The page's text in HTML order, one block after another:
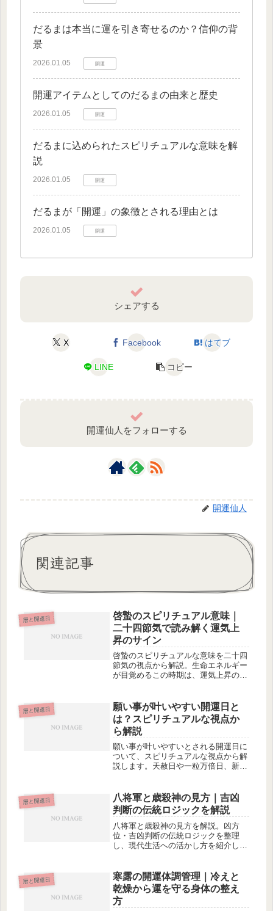
だるまは本当に運を引き寄せるのか？信仰の背
景
2026.01.05 開運
開運アイテムとしてのだるまの由来と歴史
2026.01.05 開運
だるまに込められたスピリチュアルな意味を解
説
2026.01.05 開運
だるまが「開運」の象徴とされる理由とは
2026.01.05 開運
シェアする
X Facebook はてブ
LINE コピー
開運仙人をフォローする
開運仙人
関連記事
暦と開運日
啓蟄のスピリチュアル意味｜
二十四節気で読み解く運気上
昇のサイン
啓蟄のスピリチュアルな意味を二十四
節気の視点から解説。生命エネルギー
が目覚めるこの時期は、運気上昇のサ
暦と開運日
願い事が叶いやすい開運日と
は？スピリチュアルな視点か
ら解説
願い事が叶いやすいとされる開運日に
ついて、スピリチュアルな視点から解
説します。天赦日や一粒万倍日、新月
お伝えします。
暦と開運日
八将軍と歳殺神の見方｜吉凶
判断の伝統ロジックを解説
八将軍と歳殺神の見方を解説。凶方
位・吉凶判断の伝統ロジックを整理
し、現代生活への活かし方を紹介しま
暦と開運日
寒露の開運体調管理｜冷えと
乾燥から運を守る身体の整え
方